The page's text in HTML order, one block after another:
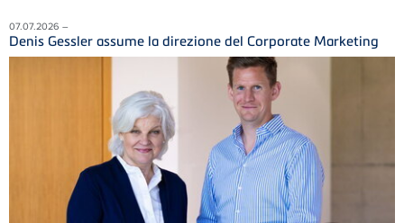
07.07.2026 –
Denis Gessler assume la direzione del Corporate Marketing